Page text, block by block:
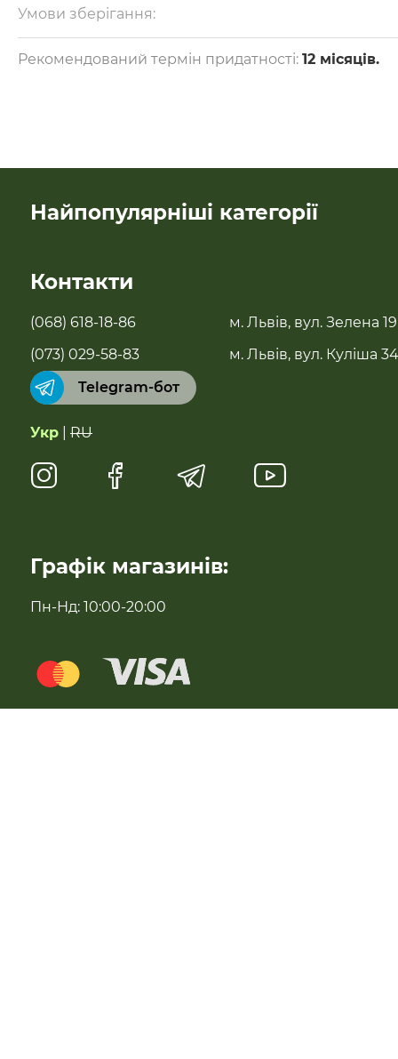
Калорійність: 276 ккал.
Умови зберігання:
Зберігати в сухому місці при температурі +15-25 °С.
Рекомендований термін придатності: 12 місяців.
Графік магазинів:
Пн-Нд: 10:00-20:00
Найпопулярніші категорії
Бестселери
Суперфуди та добавки
Напої
Натуральні солодощі
Для імунітету
Контакти
(068) 618-18-86
(073) 029-58-83
Telegram-бот
м. Львів, вул. Зелена 19
м. Львів, вул. Куліша 34
Укр RU